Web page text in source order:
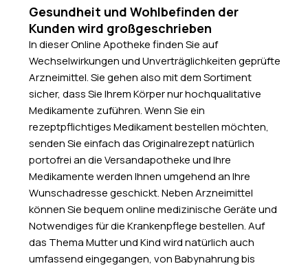
Gesundheit und Wohlbefinden der
Kunden wird großgeschrieben
In dieser Online Apotheke finden Sie auf
Wechselwirkungen und Unverträglichkeiten geprüfte
Arzneimittel. Sie gehen also mit dem Sortiment
sicher, dass Sie Ihrem Körper nur hochqualitative
Medikamente zuführen. Wenn Sie ein
rezeptpflichtiges Medikament bestellen möchten,
senden Sie einfach das Originalrezept natürlich
portofrei an die Versandapotheke und Ihre
Medikamente werden Ihnen umgehend an Ihre
Wunschadresse geschickt. Neben Arzneimittel
können Sie bequem online medizinische Geräte und
Notwendiges für die Krankenpflege bestellen. Auf
das Thema Mutter und Kind wird natürlich auch
umfassend eingegangen, von Babynahrung bis